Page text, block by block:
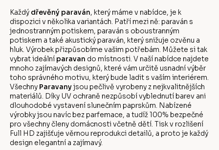
Každý dřevěný paraván, který máme v nabídce, je k
dispozici v několika variantách. Patří mezi ně: paraván s
jednostranným potiskem, paraván s oboustranným
potiskem a také akustický paraván, který snižuje ozvěnu a
hluk. Výrobek přizpůsobíme vašim potřebám. Můžete si tak
vybrat ideální paravan do místnosti. V naší nabídce najdete
mnoho zajímavých designů, které vám určitě usnadní výběr
toho správného motivu, který bude ladit s vaším interiérem.
Všechny Paravanyjsou pečlivě vyrobeny z nejkvalitnějších
materiálů. Díky UV ochraně nezpůsobí vyblednutí barev ani
dlouhodobé vystavení slunečním paprskům. Nabízené
výrobky jsou navíc bez parfemace, a tudíž 100% bezpečné
pro všechny členy domácnosti včetně dětí. Tisk v rozlišení
Full HD zajišťuje věrnou reprodukci detailů, a proto je každý
design elegantní a zajímavý.